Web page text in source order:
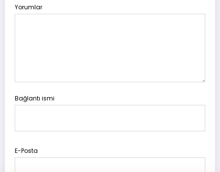
Yorumlar
Bağlantı ismi
E-Posta